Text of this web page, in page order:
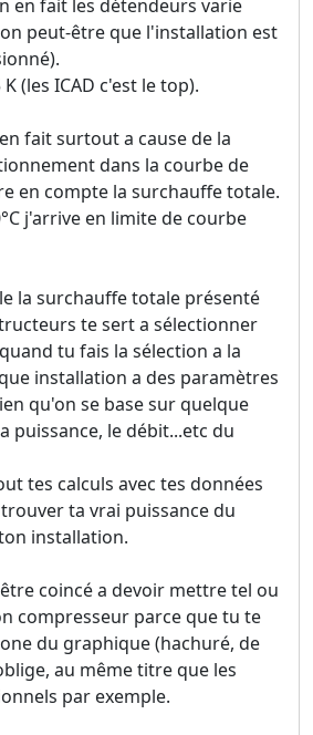
en fait les détendeurs varie
peut-être que l'installation est
(les ICAD c'est le top).
fait surtout a cause de la
dans la courbe de
en compte la surchauffe totale.
j'arrive en limite de courbe
la surchauffe totale présenté
te sert a sélectionner
tu fais la sélection a la
installation a des paramètres
qu'on se base sur quelque
puissance, le débit...etc du
tes calculs avec tes données
ta vrai puissance du
installation.
coincé a devoir mettre tel ou
compresseur parce que tu te
du graphique (hachuré, de
au même titre que les
par exemple.